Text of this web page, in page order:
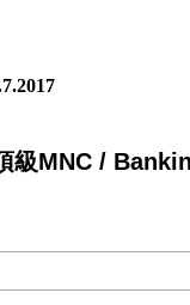
級MNC /